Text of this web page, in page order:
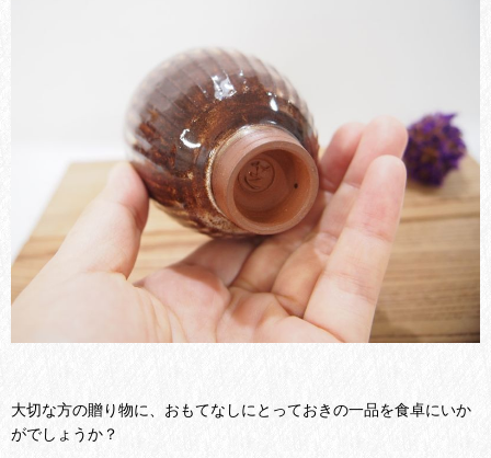
大切な方の贈り物に、おもてなしにとっておきの一品を食卓にいか
がでしょうか？